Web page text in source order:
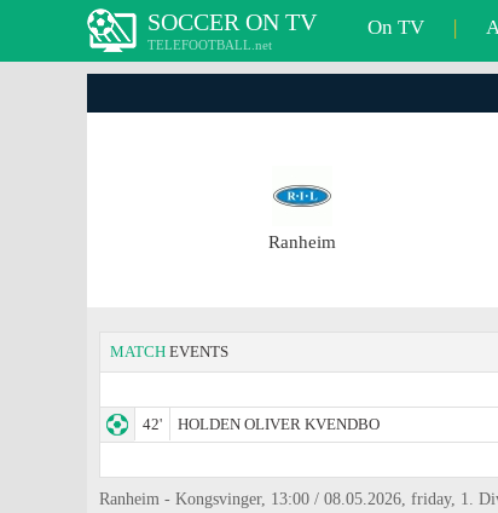
SOCCER ON TV
TELEFOOTBALL.net
On TV |
Ranheim
MATCH EVENTS
42'
HOLDEN OLIVER KVENDBO
Ranheim - Kongsvinger, 13:00 / 08.05.2026, friday, 1.